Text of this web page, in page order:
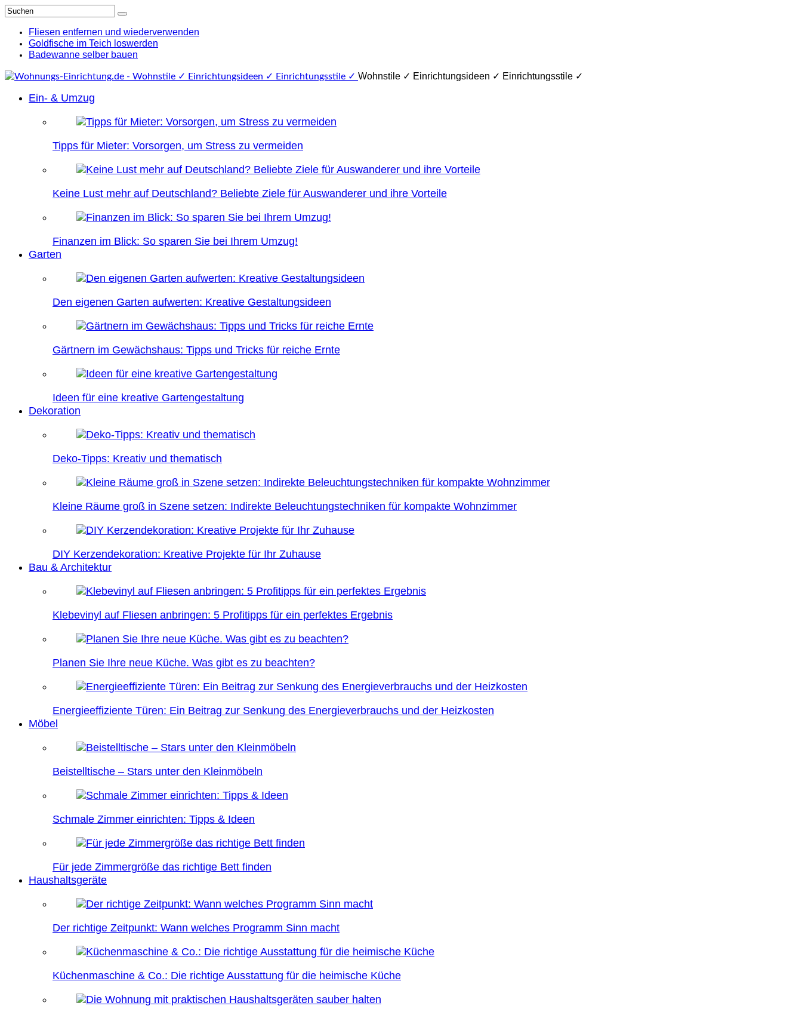
Fliesen entfernen und wiederverwenden
Goldfische im Teich loswerden
Badewanne selber bauen
Wohnstile ✓ Einrichtungsideen ✓ Einrichtungsstile ✓
Ein- & Umzug
Tipps für Mieter: Vorsorgen, um Stress zu vermeiden
Keine Lust mehr auf Deutschland? Beliebte Ziele für Auswanderer und ihre Vorteile
Finanzen im Blick: So sparen Sie bei Ihrem Umzug!
Garten
Den eigenen Garten aufwerten: Kreative Gestaltungsideen
Gärtnern im Gewächshaus: Tipps und Tricks für reiche Ernte
Ideen für eine kreative Gartengestaltung
Dekoration
Deko-Tipps: Kreativ und thematisch
Kleine Räume groß in Szene setzen: Indirekte Beleuchtungstechniken für kompakte Wohnzimmer
DIY Kerzendekoration: Kreative Projekte für Ihr Zuhause
Bau & Architektur
Klebevinyl auf Fliesen anbringen: 5 Profitipps für ein perfektes Ergebnis
Planen Sie Ihre neue Küche. Was gibt es zu beachten?
Energieeffiziente Türen: Ein Beitrag zur Senkung des Energieverbrauchs und der Heizkosten
Möbel
Beistelltische – Stars unter den Kleinmöbeln
Schmale Zimmer einrichten: Tipps & Ideen
Für jede Zimmergröße das richtige Bett finden
Haushaltsgeräte
Der richtige Zeitpunkt: Wann welches Programm Sinn macht
Küchenmaschine & Co.: Die richtige Ausstattung für die heimische Küche